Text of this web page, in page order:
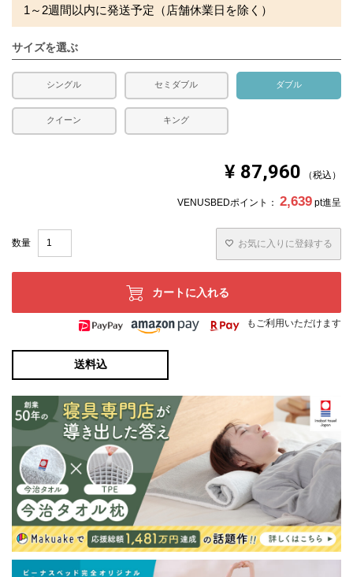
発生する場合がございます。また発送予定も変更になる場
承ください。
※ご家庭でお洗濯可能です。必ず洗濯表示をご確認のう
え、表示に従ってお洗濯いただきますようお願いいたしま
す。
1～2週間以内に発送予定（店舗休業日を除く）
サイズを選ぶ
シングル セミダブル ダブル
クイーン キング
¥ 87,960 税込
VENUSBEDポイント： 2,639 pt進呈
お気に入りに登録する
カートに入れる
もご利用いただけます
送料込